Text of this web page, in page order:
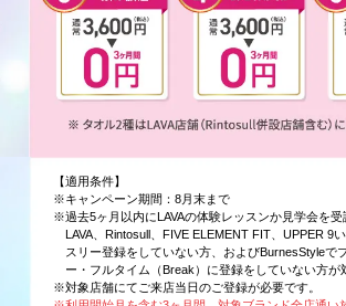
【適用条件】
※キャンペーン期間：8月末まで
※過去5ヶ月以内にLAVAの体験レッスンか見学会を受
LAVA、Rintosull、FIVE ELEMENT FIT、UPPER 9
スリー登録をしていない方、およびBurnesStyleで
ー・フルタイム（Break）に登録をしていない方が
※対象店舗にてご来店当日のご登録が必要です。